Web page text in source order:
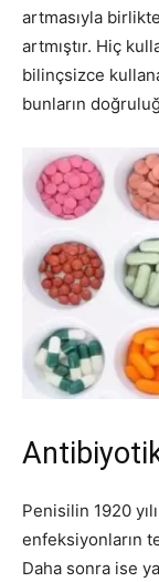
artmasıyla
artmıştır. Hiç
bilinçsizce
bunların
Penisilin 1920
enfeksiyonların
Daha sonra ise